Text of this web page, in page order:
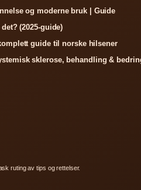
og moderne bruk | Guide
(2025-guide)
guide til norske hilsener
sklerose, behandling &
ruting av tips og rettelser.